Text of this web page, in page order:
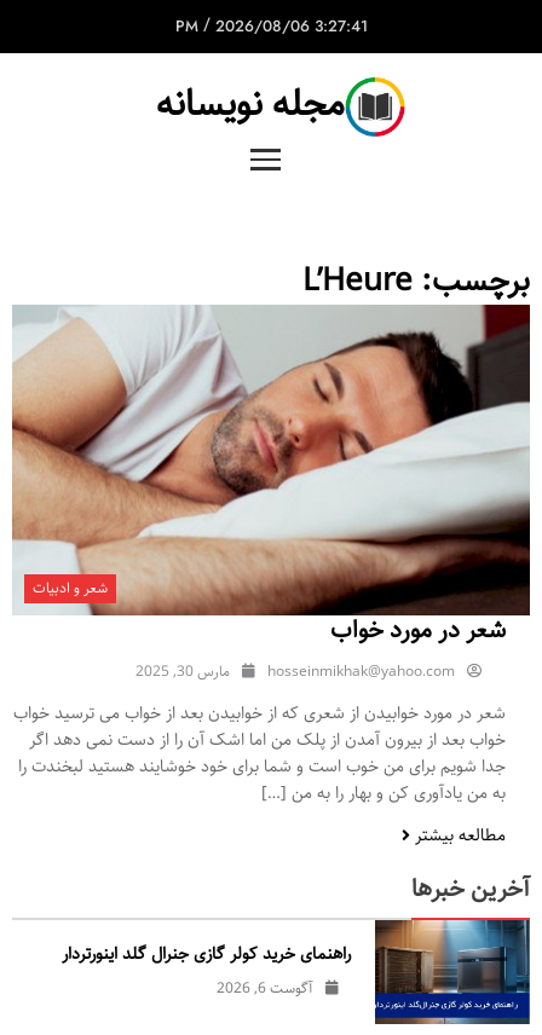
3:27:41 PM
/ 2026/08/06
مجله نویسانه
برچسب: L’Heure
شعر و ادبیات
شعر در مورد خواب
hosseinmikhak@yahoo.com مارس 30, 2025
شعر در مورد خوابیدن از شعری که از خوابیدن بعد از خواب می ترسید خواب
خواب بعد از بیرون آمدن از پلک من اما اشک آن را از دست نمی دهد اگر
جدا شویم برای من خوب است و شما برای خود خوشایند هستید لبخندت را
به من یادآوری کن و بهار را به من […]
مطالعه بیشتر
آخرین خبرها
راهنمای خرید کولر گازی جنرال‌ گلد اینورتر‌دار
آگوست 6, 2026